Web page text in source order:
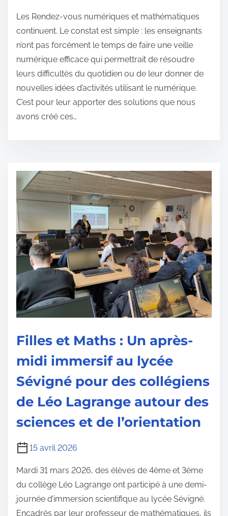
Les Rendez-vous numériques et mathématiques
continuent. Le constat est simple : les enseignants
n’ont pas forcément le temps de faire une veille
numérique efficace qui permettrait de résoudre
leurs difficultés du quotidien ou de leur donner de
nouvelles idées d’activités utilisant le numérique.
C’est pour leur apporter des solutions que nous
avons créé ces…
Filles et Maths : Un après-
midi immersif au lycée
Sévigné pour des collégiens
de Léo Lagrange autour des
sciences et de l’orientation
15 avril 2026
Mardi 31 mars 2026, des élèves de 4ème et 3ème
du collège Léo Lagrange ont participé à une demi-
journée d’immersion scientifique au lycée Sévigné.
Encadrés par leur professeur de mathématiques, ils